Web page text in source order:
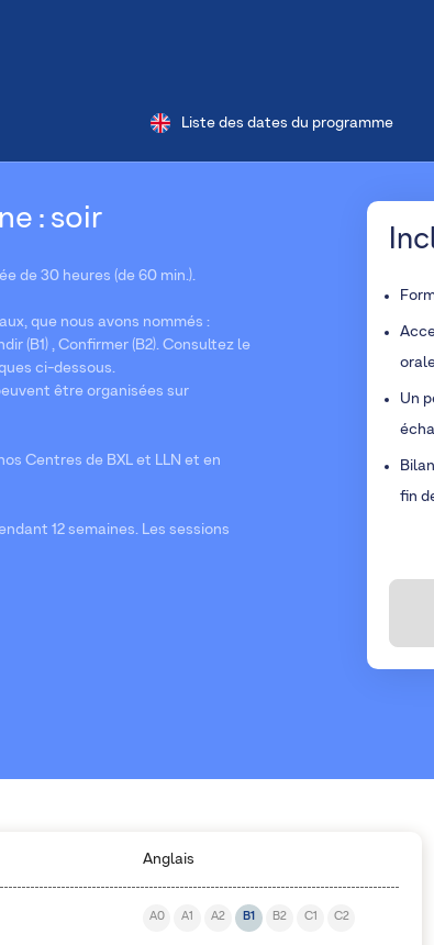
Liste des dates du programme
: soir
de 30 heures (de 60 min.).
que nous avons nommés :
(B1) , Confirmer (B2). Consultez le
ci-dessous.
être organisées sur
Centres de BXL et LLN et en
12 semaines. Les sessions
Un
fin
Anglais
A0 A1 A2 B1 B2 C1 C2